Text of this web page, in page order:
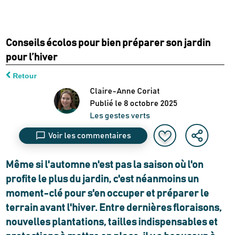
Conseils écolos pour bien préparer son jardin
pour l’hiver
Retour
Claire-Anne Coriat
Publié le 8 octobre 2025
Les gestes verts
Voir les commentaires
Même si l'automne n'est pas la saison où l'on
profite le plus du jardin, c'est néanmoins un
moment-clé pour s'en occuper et préparer le
terrain avant l'hiver. Entre dernières floraisons,
nouvelles plantations, tailles indispensables et